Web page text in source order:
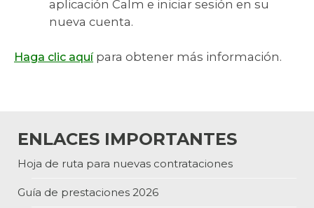
aplicación Calm e iniciar sesión en su
nueva cuenta.
Haga clic aquípara obtener más información.
ENLACES IMPORTANTES
Hoja de ruta para nuevas contrataciones
Guía de prestaciones 2026